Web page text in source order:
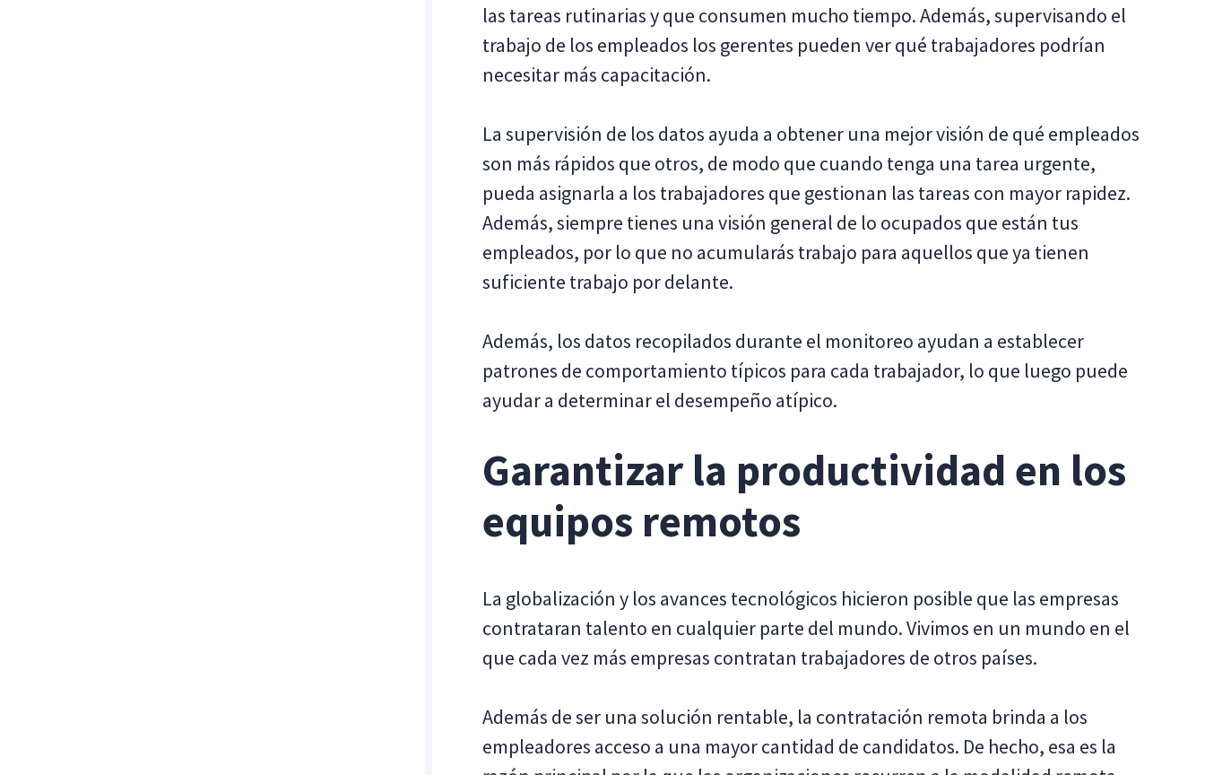
las tareas rutinarias y que consumen mucho tiempo. Además, supervisando el
trabajo de los empleados los gerentes pueden ver qué trabajadores podrían
necesitar más capacitación.
La supervisión de los datos ayuda a obtener una mejor visión de qué empleados
son más rápidos que otros, de modo que cuando tenga una tarea urgente,
pueda asignarla a los trabajadores que gestionan las tareas con mayor rapidez.
Además, siempre tienes una visión general de lo ocupados que están tus
empleados, por lo que no acumularás trabajo para aquellos que ya tienen
suficiente trabajo por delante.
Además, los datos recopilados durante el monitoreo ayudan a establecer
patrones de comportamiento típicos para cada trabajador, lo que luego puede
ayudar a determinar el desempeño atípico.
Garantizar la productividad en los
equipos remotos
La globalización y los avances tecnológicos hicieron posible que las empresas
contrataran talento en cualquier parte del mundo. Vivimos en un mundo en el
que cada vez más empresas contratan trabajadores de otros países.
Además de ser una solución rentable, la contratación remota brinda a los
empleadores acceso a una mayor cantidad de candidatos. De hecho, esa es la